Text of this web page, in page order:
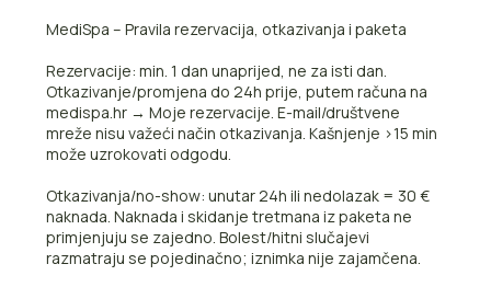
MediSpa – Pravila rezervacija, otkazivanja i paketa
Rezervacije: min. 1 dan unaprijed, ne za isti dan.
Otkazivanje/promjena do 24h prije, putem računa na
medispa.hr → Moje rezervacije. E-mail/društvene
mreže nisu važeći način otkazivanja. Kašnjenje >15 min
može uzrokovati odgodu.
Otkazivanja/no-show: unutar 24h ili nedolazak = 30 €
naknada. Naknada i skidanje tretmana iz paketa ne
primjenjuju se zajedno. Bolest/hitni slučajevi
razmatraju se pojedinačno; iznimka nije zajamčena.